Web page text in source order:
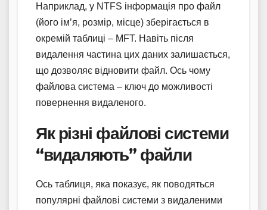
Наприклад, у NTFS інформація про файл
(його ім’я, розмір, місце) зберігається в
окремій таблиці – MFT. Навіть після
видалення частина цих даних залишається,
що дозволяє відновити файл. Ось чому
файлова система – ключ до можливості
повернення видаленого.
Як різні файлові системи
“видаляють” файли
Ось таблиця, яка показує, як поводяться
популярні файлові системи з видаленими